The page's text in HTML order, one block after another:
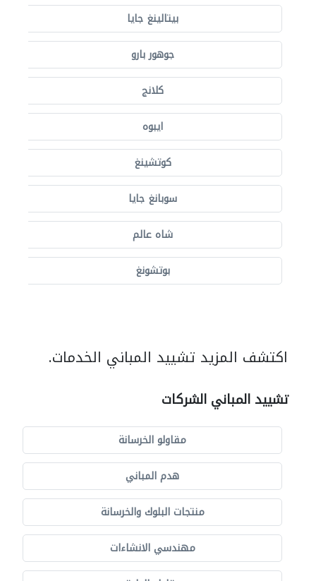
بيتالينغ جايا
جوهور بارو
كلانج
ايبوه
كوتشينغ
سوبانغ جايا
شاه عالم
بوتشونغ
اكتشف المزيد تشييد المباني الخدمات.
تشييد المباني الشركات
مقاولو الخرسانة
هدم المباني
منتجات البلوك والخرسانة
مهندسي الانشاءات